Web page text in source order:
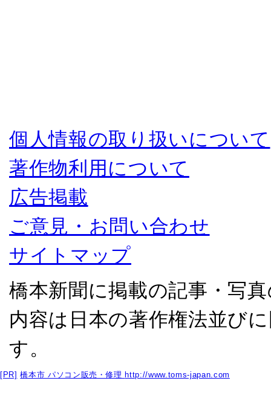
個人情報の取り扱いについて
著作物利用について
広告掲載
ご意見・お問い合わせ
サイトマップ
橋本新聞に掲載の記事・写
内容は日本の著作権法並び
す。
[PR] 橋本市 パソコン販売・修理http://www.toms-japan.com